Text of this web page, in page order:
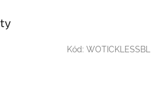
Kód: WOTICKLESSBL